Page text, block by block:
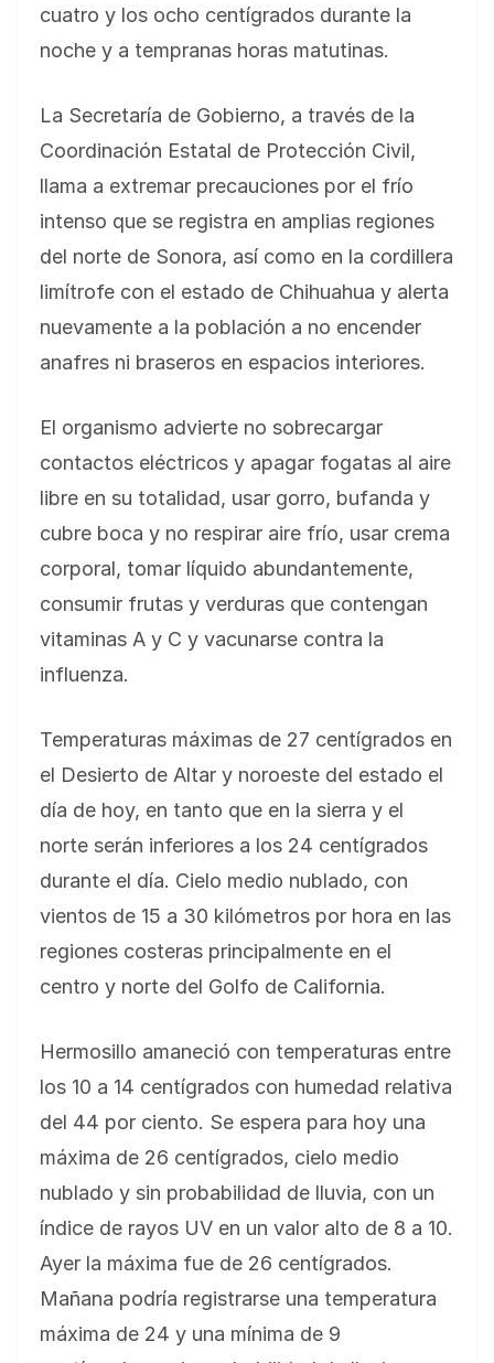
cuatro y los ocho centígrados durante la
noche y a tempranas horas matutinas.
La Secretaría de Gobierno, a través de la
Coordinación Estatal de Protección Civil,
llama a extremar precauciones por el frío
intenso que se registra en amplias regiones
del norte de Sonora, así como en la cordillera
limítrofe con el estado de Chihuahua y alerta
nuevamente a la población a no encender
anafres ni braseros en espacios interiores.
El organismo advierte no sobrecargar
contactos eléctricos y apagar fogatas al aire
libre en su totalidad, usar gorro, bufanda y
cubre boca y no respirar aire frío, usar crema
corporal, tomar líquido abundantemente,
consumir frutas y verduras que contengan
vitaminas A y C y vacunarse contra la
influenza.
Temperaturas máximas de 27 centígrados en
el Desierto de Altar y noroeste del estado el
día de hoy, en tanto que en la sierra y el
norte serán inferiores a los 24 centígrados
durante el día. Cielo medio nublado, con
vientos de 15 a 30 kilómetros por hora en las
regiones costeras principalmente en el
centro y norte del Golfo de California.
Hermosillo amaneció con temperaturas entre
los 10 a 14 centígrados con humedad relativa
del 44 por ciento. Se espera para hoy una
máxima de 26 centígrados, cielo medio
nublado y sin probabilidad de lluvia, con un
índice de rayos UV en un valor alto de 8 a 10.
Ayer la máxima fue de 26 centígrados.
Mañana podría registrarse una temperatura
máxima de 24 y una mínima de 9